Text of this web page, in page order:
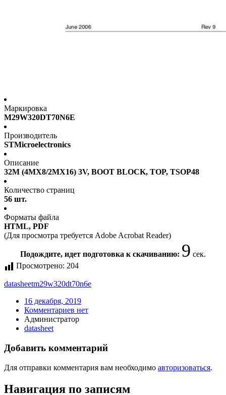
Маркировка
M29W320DT70N6E
Производитель
STMicroelectronics
Описание
32M (4MX8/2MX16) 3V, BOOT BLOCK, TOP, TSOP48
Количество страниц
56 шт.
Форматы файла
HTML, PDF
(Для просмотра требуется Adobe Acrobat Reader)
Подождите, идет подготовка к скачиванию: 9 сек.
Просмотрено: 204
datasheetm29w320dt70n6e
16 декабря, 2019
Комментариев нет
Администратор
datasheet
Добавить комментарий
Для отправки комментария вам необходимо авторизоваться.
Навигация по записям